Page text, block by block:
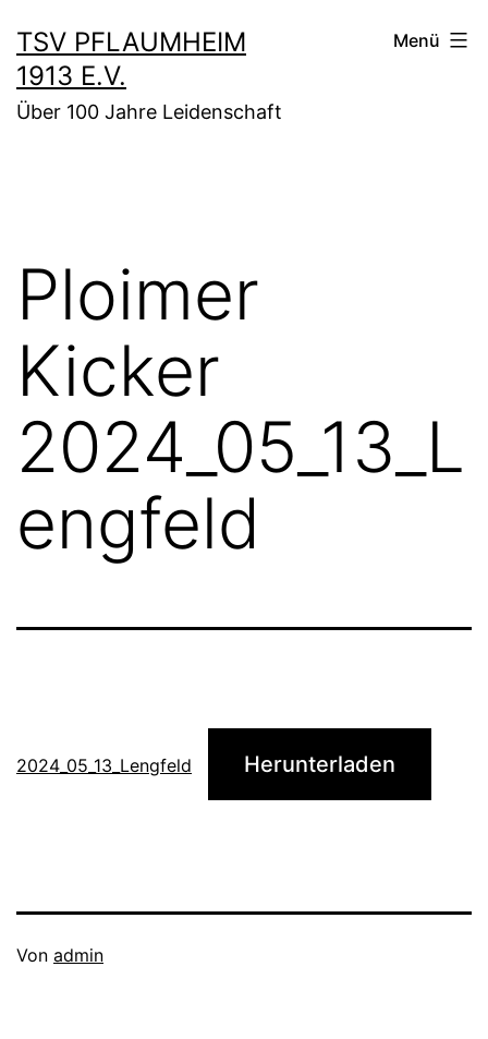
Inhalt
springen
TSV PFLAUMHEIM
1913 E.V.
Über 100 Jahre Leidenschaft
Menü
Ploimer
Kicker
2024_05_13_L
engfeld
2024_05_13_Lengfeld Herunterladen
Veröffentlicht
Von admin